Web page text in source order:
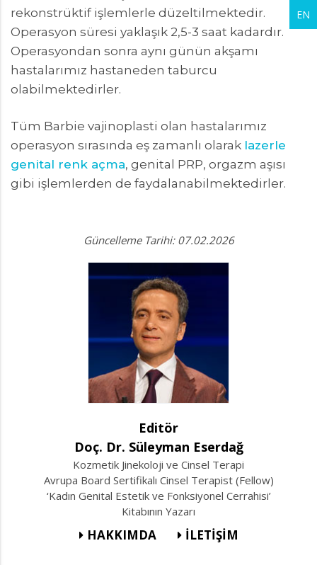
rekonstrüktif işlemlerle düzeltilmektedir.
Operasyon süresi yaklaşık 2,5-3 saat kadardır.
Operasyondan sonra aynı günün akşamı
hastalarımız hastaneden taburcu
olabilmektedirler.
Tüm Barbie vajinoplasti olan hastalarımız
operasyon sırasında eş zamanlı olarak lazerle
genital renk açma, genital PRP, orgazm aşısı
gibi işlemlerden de faydalanabilmektedirler.
Güncelleme Tarihi: 07.02.2026
Editör
Doç. Dr. Süleyman Eserdağ
Kozmetik Jinekoloji ve Cinsel Terapi
Avrupa Board Sertifikalı Cinsel Terapist (Fellow)
‘Kadın Genital Estetik ve Fonksiyonel Cerrahisi’
Kitabının Yazarı
HAKKIMDA İLETİŞİM
EN